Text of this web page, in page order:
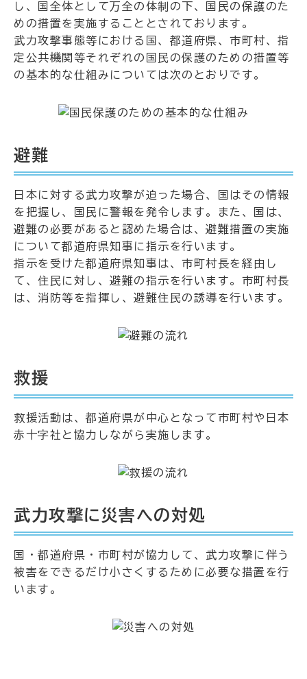
し、国全体として万全の体制の下、国民の保護のた
めの措置を実施することとされております。
武力攻撃事態等における国、都道府県、市町村、指
定公共機関等それぞれの国民の保護のための措置等
の基本的な仕組みについては次のとおりです。
避難
日本に対する武力攻撃が迫った場合、国はその情報
を把握し、国民に警報を発令します。また、国は、
避難の必要があると認めた場合は、避難措置の実施
について都道府県知事に指示を行います。
指示を受けた都道府県知事は、市町村長を経由し
て、住民に対し、避難の指示を行います。市町村長
は、消防等を指揮し、避難住民の誘導を行います。
救援
救援活動は、都道府県が中心となって市町村や日本
赤十字社と協力しながら実施します。
武力攻撃に災害への対処
国・都道府県・市町村が協力して、武力攻撃に伴う
被害をできるだけ小さくするために必要な措置を行
います。